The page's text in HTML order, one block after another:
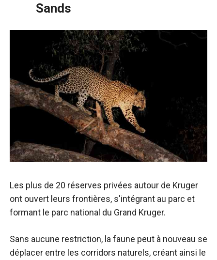
Sands
Les plus de 20 réserves privées autour de Kruger
ont ouvert leurs frontières, s'intégrant au parc et
formant le parc national du Grand Kruger.
Sans aucune restriction, la faune peut à nouveau se
déplacer entre les corridors naturels, créant ainsi le